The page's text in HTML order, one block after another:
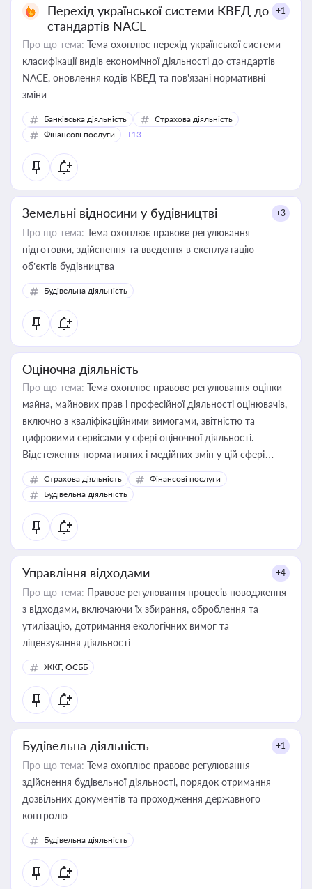
Перехід української системи КВЕД до
стандартів NACE
+1
Про що тема: Тема охоплює перехід української системи
класифікації видів економічної діяльності до стандартів
NACE, оновлення кодів КВЕД та пов'язані нормативні
зміни
Банківська діяльність
Страхова діяльність
Фінансові послуги
+13
Земельні відносини у будівництві +3
Про що тема: Тема охоплює правове регулювання
підготовки, здійснення та введення в експлуатацію
об’єктів будівництва
Будівельна діяльність
Оціночна діяльність
Про що тема: Тема охоплює правове регулювання оцінки
майна, майнових прав і професійної діяльності оцінювачів,
включно з кваліфікаційними вимогами, звітністю та
цифровими сервісами у сфері оціночної діяльності.
Відстеження нормативних і медійних змін у цій сфері
корисне для власника бізнесу, керівника, юриста або
бухгалтера під час оподаткування, приватизації, оренди
державного майна, корпоративних угод і перевірки
статусу суб'єктів оціночної діяльності
Страхова діяльність
Фінансові послуги
Будівельна діяльність
Управління відходами +4
Про що тема: Правове регулювання процесів поводження
з відходами, включаючи їх збирання, оброблення та
утилізацію, дотримання екологічних вимог та
ліцензування діяльності
ЖКГ, ОСББ
Будівельна діяльність +1
Про що тема: Тема охоплює правове регулювання
здійснення будівельної діяльності, порядок отримання
дозвільних документів та проходження державного
контролю
Будівельна діяльність